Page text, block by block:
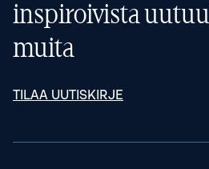
inspiroivista
muita
TILAA UUTISKIRJE